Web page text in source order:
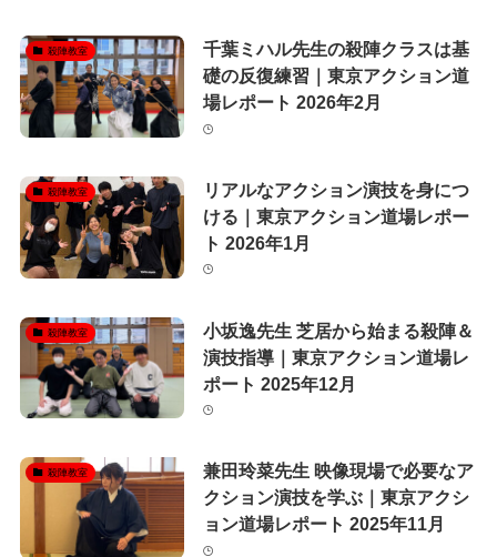
殺陣教室
千葉ミハル先生の殺陣クラスは基
礎の反復練習｜東京アクション道
場レポート 2026年2月
殺陣教室
リアルなアクション演技を身につ
ける｜東京アクション道場レポー
ト 2026年1月
殺陣教室
小坂逸先生 芝居から始まる殺陣＆
演技指導｜東京アクション道場レ
ポート 2025年12月
殺陣教室
兼田玲菜先生 映像現場で必要なア
クション演技を学ぶ｜東京アクシ
ョン道場レポート 2025年11月